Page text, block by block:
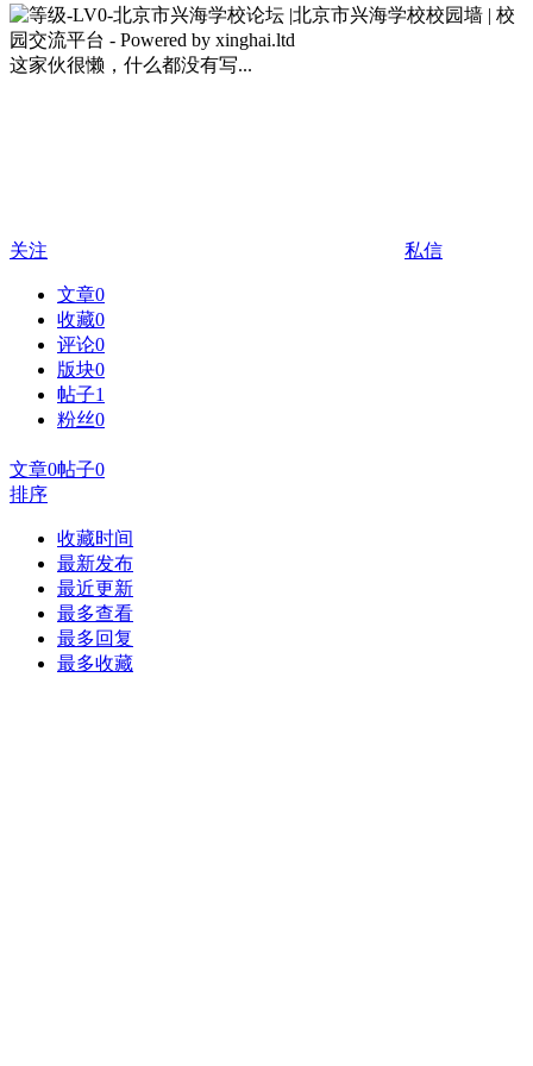
这家伙很懒，什么都没有写...
关注 私信
文章0
收藏0
评论0
版块0
帖子1
粉丝0
文章0帖子0
排序
收藏时间
最新发布
最近更新
最多查看
最多回复
最多收藏